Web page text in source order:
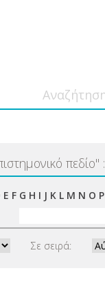
πεδίο" :
E F G H I J K L M N O P
Σε σειρά: